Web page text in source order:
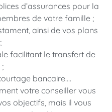
d’assurances pour la
de votre famille ;
ainsi de vos plans
facilitant le transfert de
bancaire….
votre conseiller vous
objectifs, mais il vous